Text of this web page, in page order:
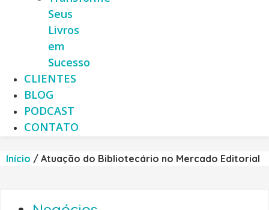
Seus
Livros
em
Sucesso
CLIENTES
BLOG
PODCAST
CONTATO
Início / Atuação do Bibliotecário no Mercado Editorial